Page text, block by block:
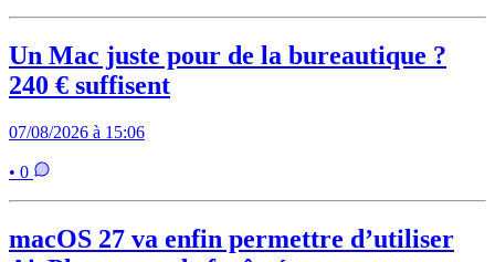
Un Mac juste pour de la bureautique ?
240 € suffisent
07/08/2026 à 15:06
• 0
macOS 27 va enfin permettre d’utiliser